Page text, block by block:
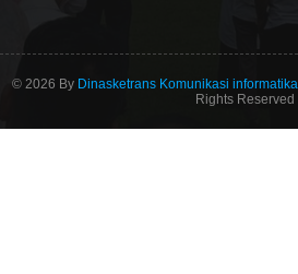
© 2026 By Dinasketrans Komunikasi informatika
Rights Reserved